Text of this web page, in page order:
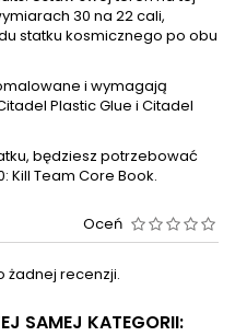
30 na 22 cali,
statku kosmicznego po obu
i wymagają
Plastic Glue i Citadel
będziesz potrzebować
Team Core Book.
Oceń
żadnej recenzji.
SAMEJ KATEGORII: